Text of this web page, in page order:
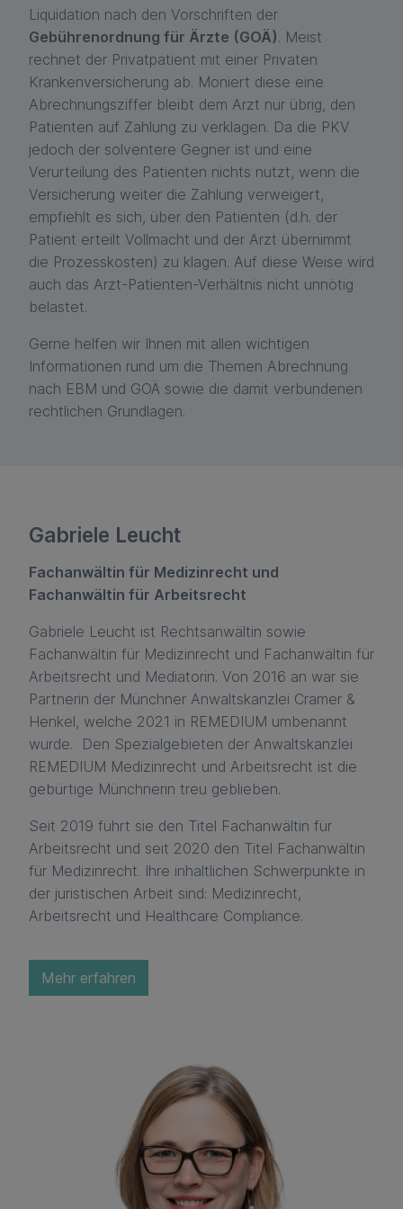
Liquidation nach den Vorschriften der
Gebührenordnung für Ärzte (GOÄ). Meist
rechnet der Privatpatient mit einer Privaten
Krankenversicherung ab. Moniert diese eine
Abrechnungsziffer bleibt dem Arzt nur übrig, den
Patienten auf Zahlung zu verklagen. Da die PKV
jedoch der solventere Gegner ist und eine
Verurteilung des Patienten nichts nutzt, wenn die
Versicherung weiter die Zahlung verweigert,
empfiehlt es sich, über den Patienten (d.h. der
Patient erteilt Vollmacht und der Arzt übernimmt
die Prozesskosten) zu klagen. Auf diese Weise wird
auch das Arzt-Patienten-Verhältnis nicht unnötig
belastet.
Gerne helfen wir Ihnen mit allen wichtigen
Informationen rund um die Themen Abrechnung
nach EBM und GOÄ sowie die damit verbundenen
rechtlichen Grundlagen.
Gabriele Leucht
Fachanwältin für Medizinrecht und
Fachanwältin für Arbeitsrecht
Gabriele Leucht ist Rechtsanwältin sowie
Fachanwältin für Medizinrecht und Fachanwältin für
Arbeitsrecht und Mediatorin. Von 2016 an war sie
Partnerin der Münchner Anwaltskanzlei Cramer &
Henkel, welche 2021 in REMEDIUM umbenannt
wurde. Den Spezialgebieten der Anwaltskanzlei
REMEDIUM Medizinrecht und Arbeitsrecht ist die
gebürtige Münchnerin treu geblieben.
Seit 2019 führt sie den Titel Fachanwältin für
Arbeitsrecht und seit 2020 den Titel Fachanwältin
für Medizinrecht. Ihre inhaltlichen Schwerpunkte in
der juristischen Arbeit sind: Medizinrecht,
Arbeitsrecht und Healthcare Compliance.
Mehr erfahren